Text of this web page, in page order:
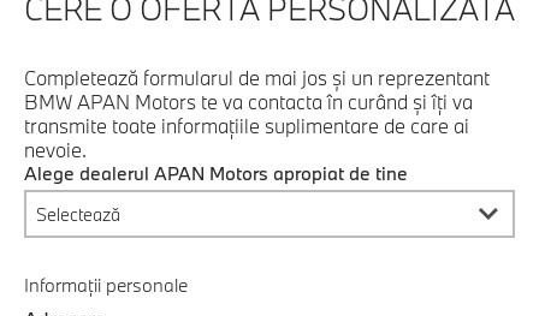
CERE O OFERTĂ PERSONALIZATĂ
Completează formularul de mai jos şi un reprezentant
BMW APAN Motors te va contacta în curând şi îţi va
transmite toate informaţiile suplimentare de care ai
nevoie.
Alege dealerul APAN Motors apropiat de tine
Informații personale